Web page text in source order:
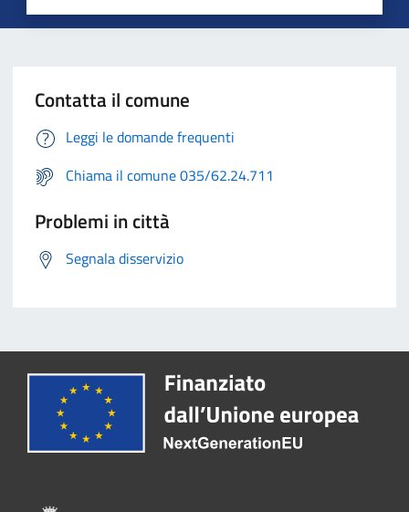
Contatta il comune
Leggi le domande frequenti
Chiama il comune 035/62.24.711
Problemi in città
Segnala disservizio